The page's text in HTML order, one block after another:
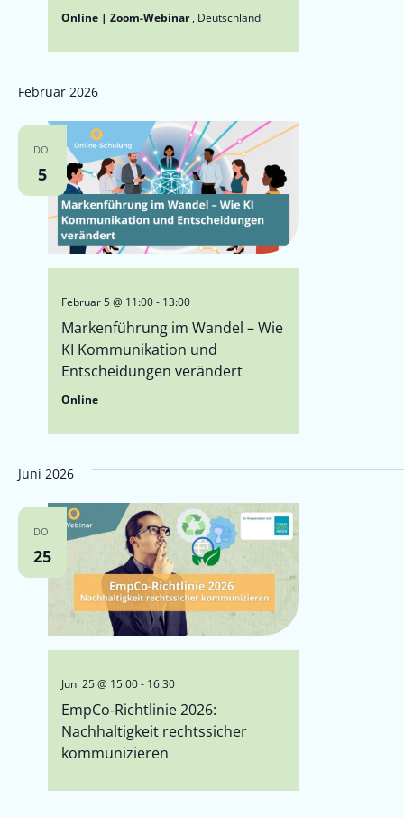
Online | Zoom-Webinar, Deutschland
Februar 2026
DO.
5
Markenführung im Wandel – Wie
KI Kommunikation und
Entscheidungen verändert
Februar 5 @ 11:00- 13:00
Online
Juni 2026
DO.
25
EmpCo‑Richtlinie 2026:
Nachhaltigkeit rechtssicher
kommunizieren
Juni 25 @ 15:00- 16:30